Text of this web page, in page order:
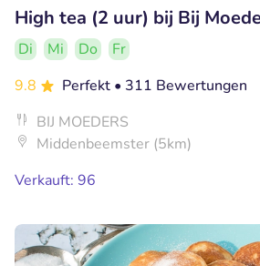
High tea (2 uur) bij Bij
Di Mi Do
Fr
9.8
Perfekt • 311 Bewertungen
BIJ MOEDERS
Middenbeemster (5km)
Verkauft: 96